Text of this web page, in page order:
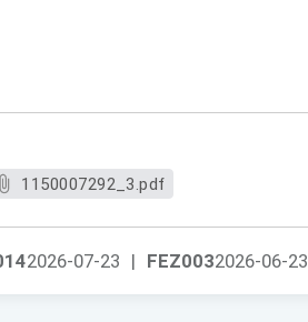
1150007292_3.pdf
FEZ0032026-06-23
2026-07-23 |